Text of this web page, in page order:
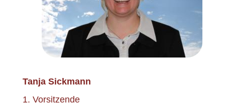
Tanja Sickmann
1. Vorsitzende